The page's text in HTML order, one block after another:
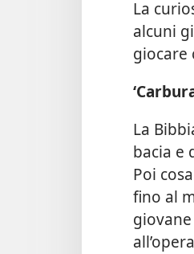
La
alcuni
giocare
La
bacia e
Poi
fino al